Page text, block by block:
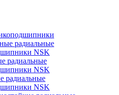
радиальные
NSK
радиальные
NSK
радиальные
NSK